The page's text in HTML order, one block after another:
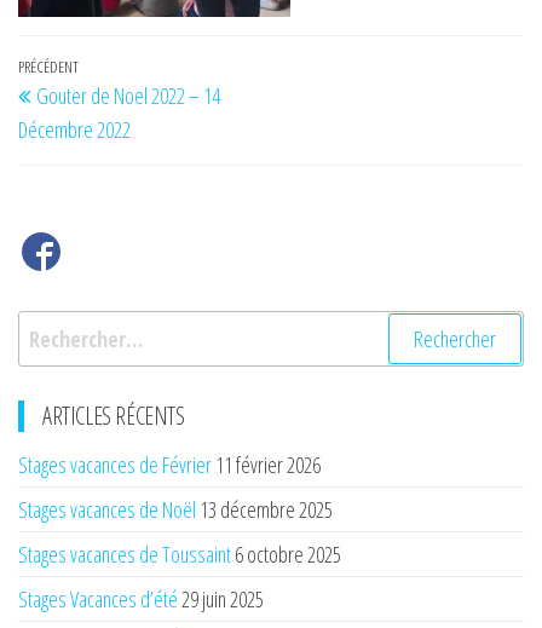
Navigation
de
l’article
Article
précédent
PRÉCÉDENT
Gouter de Noel 2022 – 14
Décembre 2022
Rechercher :
ARTICLES RÉCENTS
Stages vacances de Février 11 février 2026
Stages vacances de Noël 13 décembre 2025
Stages vacances de Toussaint6 octobre 2025
Stages Vacances d’été29 juin 2025